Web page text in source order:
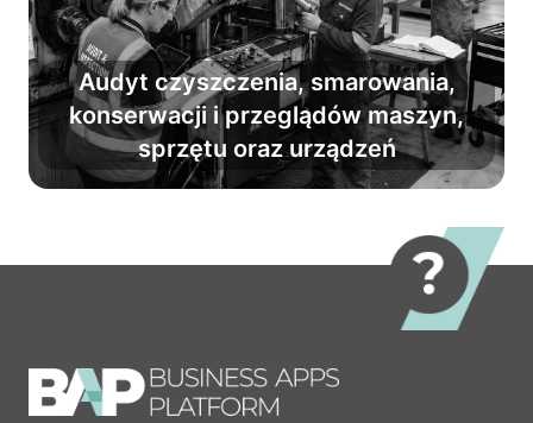
Audyt czyszczenia, smarowania,
konserwacji i przeglądów maszyn,
sprzętu oraz urządzeń
Zamień frustrację na efektywność i
utrzymuj sprzęt w dobrym stanie.